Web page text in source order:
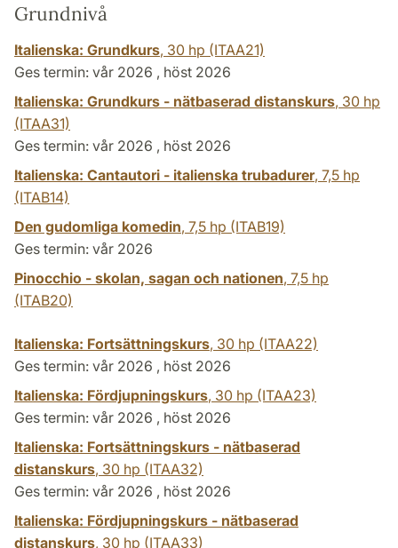
Grundnivå
Italienska: Grundkurs, 30 hp (ITAA21)
Ges termin: vår 2026 , höst 2026
Italienska: Grundkurs - nätbaserad distanskurs, 30 hp
(ITAA31)
Ges termin: vår 2026 , höst 2026
Italienska: Cantautori - italienska trubadurer, 7,5 hp
(ITAB14)
Den gudomliga komedin, 7,5 hp (ITAB19)
Ges termin: vår 2026
Pinocchio - skolan, sagan och nationen, 7,5 hp
(ITAB20)
Italienska: Fortsättningskurs, 30 hp (ITAA22)
Ges termin: vår 2026 , höst 2026
Italienska: Fördjupningskurs, 30 hp (ITAA23)
Ges termin: vår 2026 , höst 2026
Italienska: Fortsättningskurs - nätbaserad
distanskurs, 30 hp (ITAA32)
Ges termin: vår 2026 , höst 2026
Italienska: Fördjupningskurs - nätbaserad
distanskurs, 30 hp (ITAA33)